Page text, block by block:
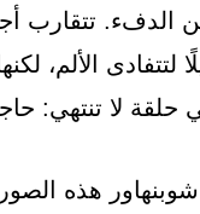
تتقارب
لتتفادى الألم،
لا تنتهي:
شوبنهاور هذه